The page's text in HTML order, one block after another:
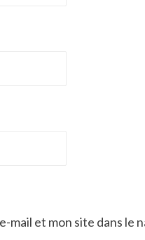
mail et mon site dans